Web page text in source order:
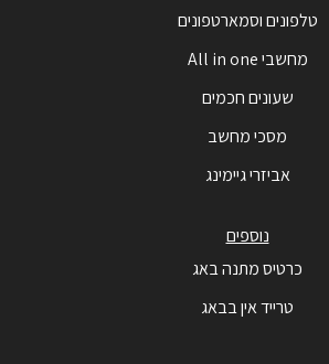
טלפונים וסמארטפונים
מחשבי All in one
שעונים חכמים
מסכי מחשב
אביזרי גיימינג
נוספים
כרטיס מתנה באג
טרייד אין בבאג